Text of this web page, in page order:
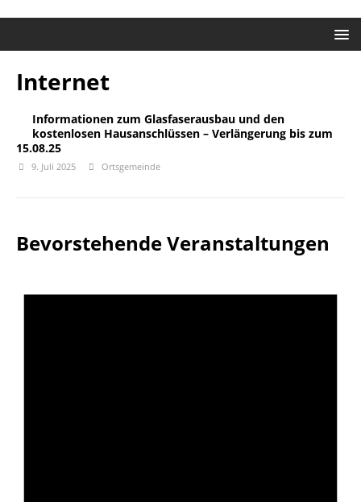
Internet
Informationen zum Glasfaserausbau und den
kostenlosen Hausanschlüssen – Verlängerung bis zum
15.08.25
9. Juli 2025 Ortsgemeinde
Bevorstehende Veranstaltungen